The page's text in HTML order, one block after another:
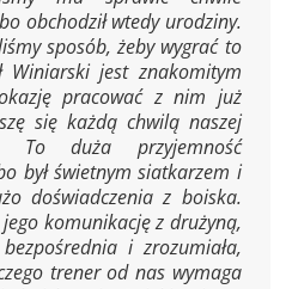
obchodził wtedy urodziny.
sposób, żeby wygrać to
Winiarski jest znakomitym
pracować z nim już
się każdą chwilą naszej
To duża przyjemność
był świetnym siatkarzem i
doświadczenia z boiska.
komunikację z drużyną,
i zrozumiała,
trener od nas wymaga